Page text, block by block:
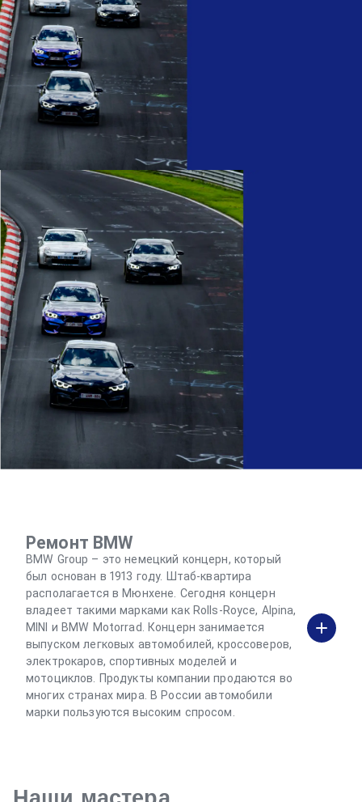
Ремонт BMW
BMW Group – это немецкий концерн, который
был основан в 1913 году. Штаб-квартира
располагается в Мюнхене. Сегодня концерн
владеет такими марками как Rolls-Royce, Alpina,
MINI и BMW Motorrad. Концерн занимается
выпуском легковых автомобилей, кроссоверов,
электрокаров, спортивных моделей и
мотоциклов. Продукты компании продаются во
многих странах мира. В России автомобили
марки пользуются высоким спросом.